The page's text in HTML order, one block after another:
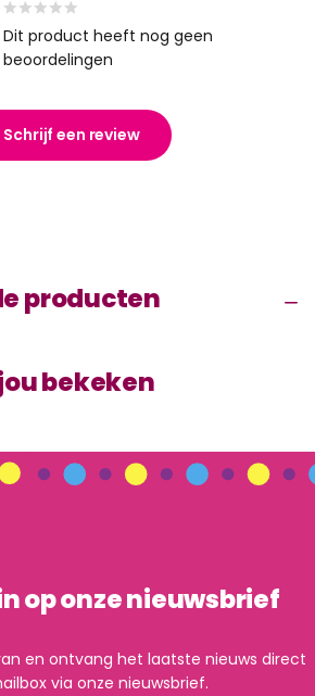
Dit product heeft nog geen
beoordelingen
Schrijf een review
producten
bekeken
op onze nieuwsbrief
en ontvang het laatste nieuws direct
via onze nieuwsbrief.